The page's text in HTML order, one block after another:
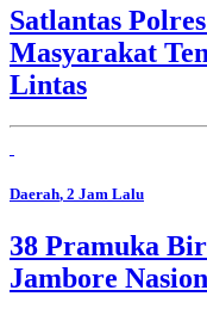
Satlantas
Masyarakat
Lintas
Daerah, 2 Jam Lalu
38 Pramuka
Jambore